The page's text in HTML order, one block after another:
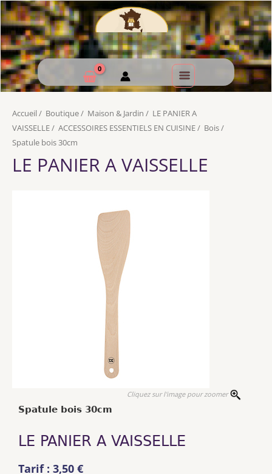
Accueil / Boutique/ Maison & Jardin / LE PANIER A
VAISSELLE/ ACCESSOIRES ESSENTIELS EN CUISINE/ Bois/
Spatule bois 30cm
LE PANIER A VAISSELLE
Cliquez sur l'image pour zoomer
Spatule bois 30cm
LE PANIER A VAISSELLE
Tarif : 3,50 €